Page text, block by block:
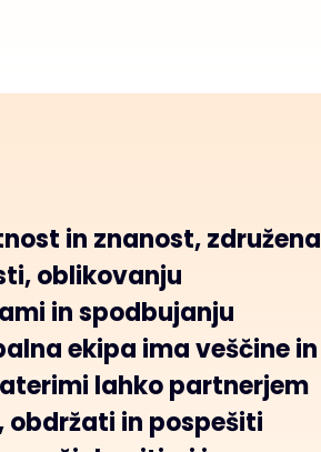
in znanost, združena
oblikovanju
in spodbujanju
ekipa ima veščine in
lahko partnerjem
in pospešiti